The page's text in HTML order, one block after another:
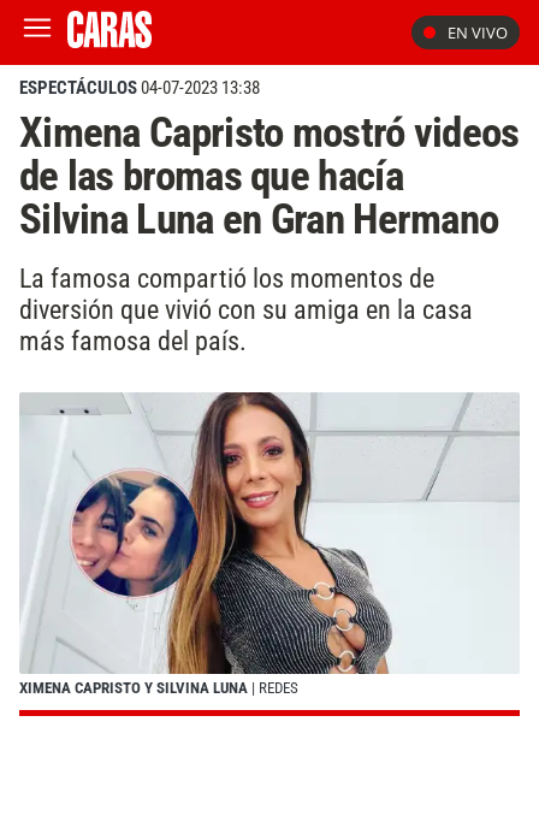
EN VIVO
ESPECTÁCULOS04-07-2023 13:38
Ximena Capristo mostró videos
de las bromas que hacía
Silvina Luna en Gran Hermano
La famosa compartió los momentos de
diversión que vivió con su amiga en la casa
más famosa del país.
XIMENA CAPRISTO Y SILVINA LUNA | REDES